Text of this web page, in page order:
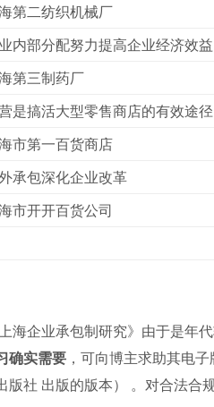
二纺织机械厂
内部分配努力提高企业经济效益
第三制药厂
是搞活大型零售商店的有效途径
第一百货商店
承包深化企业改革
开开百货公司
海企业承包制研究》由于是年
确实需要 ，可向博主求助其电
版社 出版的版本） 。对合法合